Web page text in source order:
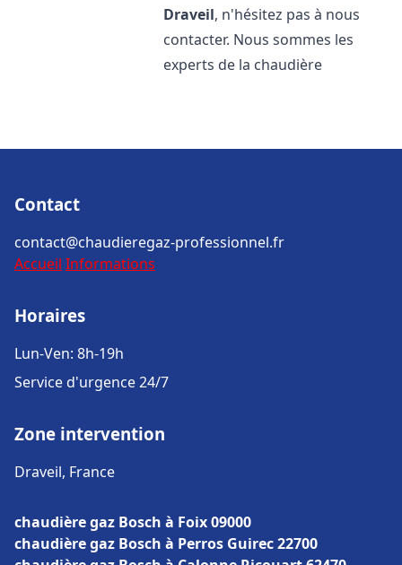
Draveil, n'hésitez pas à nous
contacter. Nous sommes les
experts de la chaudière
Contact
contact@chaudieregaz-professionnel.fr
Accueil Informations
Horaires
Lun-Ven: 8h-19h
Service d'urgence 24/7
Zone intervention
Draveil, France
chaudière gaz Bosch à Foix 09000
chaudière gaz Bosch à Perros Guirec 22700